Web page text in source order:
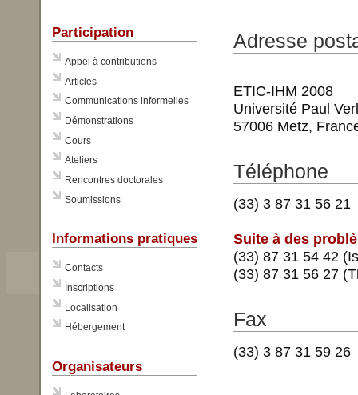
Participation
Appel à contributions
Articles
Communications informelles
Démonstrations
Cours
Ateliers
Rencontres doctorales
Soumissions
Informations pratiques
Contacts
Inscriptions
Localisation
Hébergement
Organisateurs
Adresse
ETIC-IHM 2008
Université Paul
57006 Metz,
Téléphone
(33) 3 87 31 56 21
Suite à des
(33) 87 31 54 42
(33) 87 31 56 27
Fax
(33) 3 87 31 59 26